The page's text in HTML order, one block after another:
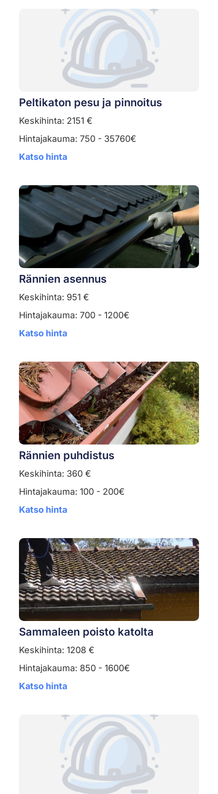
Peltikaton pesu ja pinnoitus
Keskihinta: 2151 €
Hintajakauma: 750 - 35760€
Katso hinta
Rännien asennus
Keskihinta: 951 €
Hintajakauma: 700 - 1200€
Katso hinta
Rännien puhdistus
Keskihinta: 360 €
Hintajakauma: 100 - 200€
Katso hinta
Sammaleen poisto katolta
Keskihinta: 1208 €
Hintajakauma: 850 - 1600€
Katso hinta